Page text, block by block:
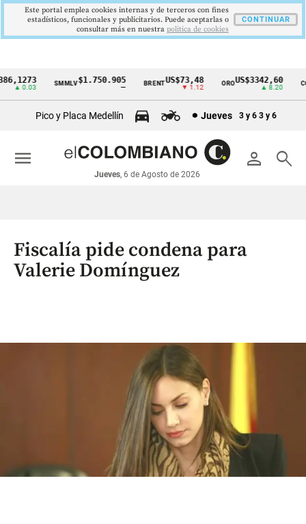
Cintillo
económicos
Colombia
▲ 0.03
SMMLV$1.750.905 BRENTUS$73,48
▼ 1.12
OROUS$3342,60
▲ 8.20
Pico y Placa Medellín Jueves 3 y 6 3 y 6
person search
Jueves, 6 de Agosto de 2026
menu
Fiscalía pide condena para
Valerie Domínguez
Este portal emplea cookies internas y de terceros con fines
estadísticos, funcionales y publicitarios. Puede aceptarlas o
consultar más en nuestra politica de cookies
CONTINUAR